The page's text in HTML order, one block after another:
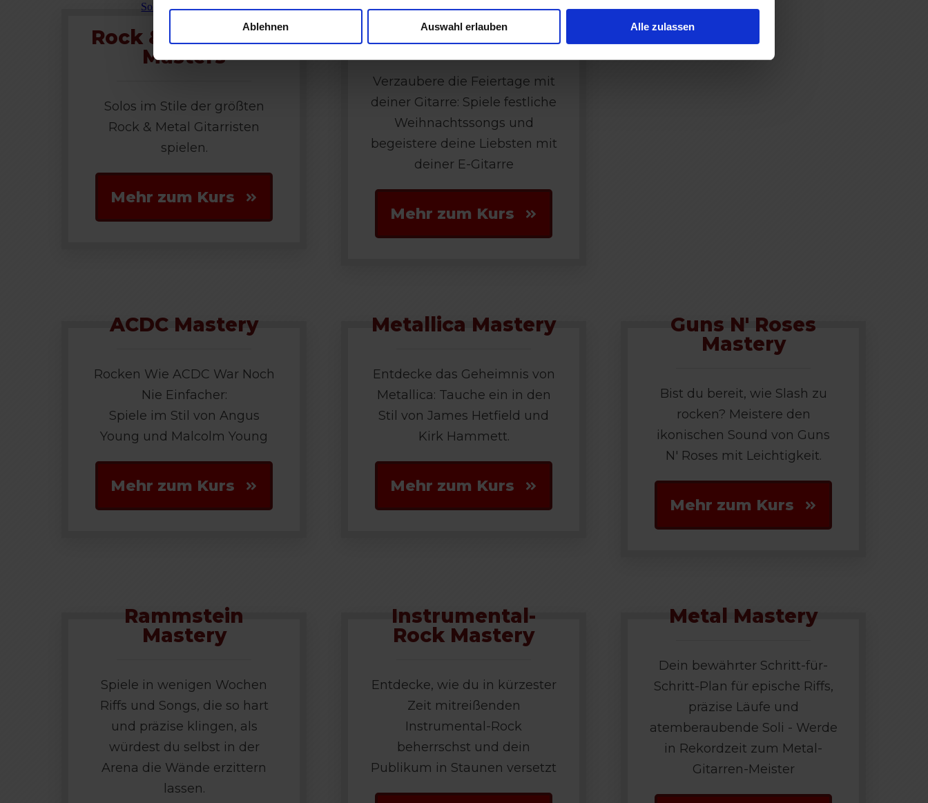
Ablehnen Auswahl erlauben Alle zulassen
Rock & Metal Solo
Masters
Solos im Stile der größten
Rock & Metal Gitarristen
spielen.
Mehr zum Kurs
Christmas Song
Collection
Verzaubere die Feiertage mit
deiner Gitarre: Spiele festliche
Weihnachtssongs und
begeistere deine Liebsten mit
deiner E-Gitarre
Mehr zum Kurs
ACDC Mastery
Rocken Wie ACDC War Noch
Nie Einfacher:
Spiele im Stil von Angus
Young und Malcolm Young
Mehr zum Kurs
Metallica Mastery
Entdecke das Geheimnis von
Metallica: Tauche ein in den
Stil von James Hetfield und
Kirk Hammett.
Mehr zum Kurs
Guns N' Roses
Mastery
Bist du bereit, wie Slash zu
rocken? Meistere den
ikonischen Sound von Guns
N' Roses mit Leichtigkeit.
Mehr zum Kurs
Rammstein
Mastery
Spiele in wenigen Wochen
Riffs und Songs, die so hart
und präzise klingen, als
würdest du selbst in der
Arena die Wände erzittern
lassen.
Instrumental-
Rock Mastery
Entdecke, wie du in kürzester
Zeit mitreißenden
Instrumental-Rock
beherrschst und dein
Publikum in Staunen versetzt
Metal Mastery
Dein bewährter Schritt-für-
Schritt-Plan für epische Riffs,
präzise Läufe und
atemberaubende Soli - Werde
in Rekordzeit zum Metal-
Gitarren-Meister